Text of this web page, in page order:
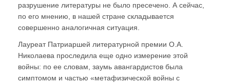
разрушение литературы не было пресечено. А сейчас,
по его мнению, в нашей стране складывается
совершенно аналогичная ситуация.
Лауреат Патриаршей литературной премии О.А.
Николаева проследила еще одно измерение этой
войны: по ее словам, заумь авангардистов была
симптомом и частью «метафизической войны с